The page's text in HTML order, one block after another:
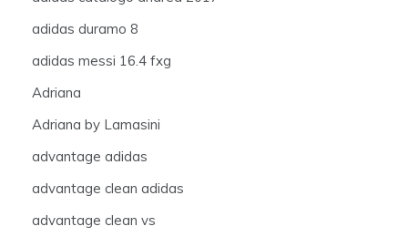
adidas duramo 8
adidas messi 16.4 fxg
Adriana
Adriana by Lamasini
advantage adidas
advantage clean adidas
advantage clean vs